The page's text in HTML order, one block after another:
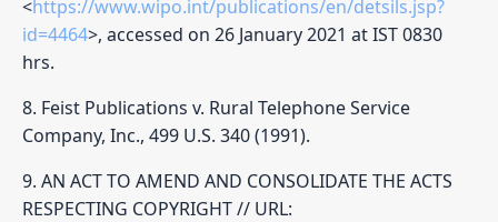
<https://www.wipo.int/publications/en/detsils.jsp?
id=4464>, accessed on 26 January 2021 at IST 0830
hrs.
8. Feist Publications v. Rural Telephone Service
Company, Inc., 499 U.S. 340 (1991).
9. AN ACT TO AMEND AND CONSOLIDATE THE ACTS
RESPECTING COPYRIGHT // URL: